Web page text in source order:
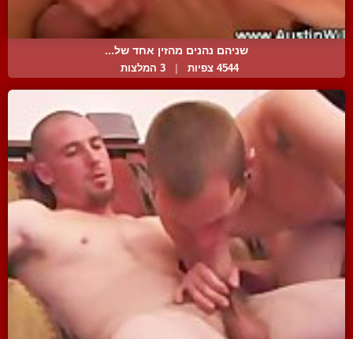
שניהם נהנים מהזין אחד של...
4544 צפיות 3 המלצות